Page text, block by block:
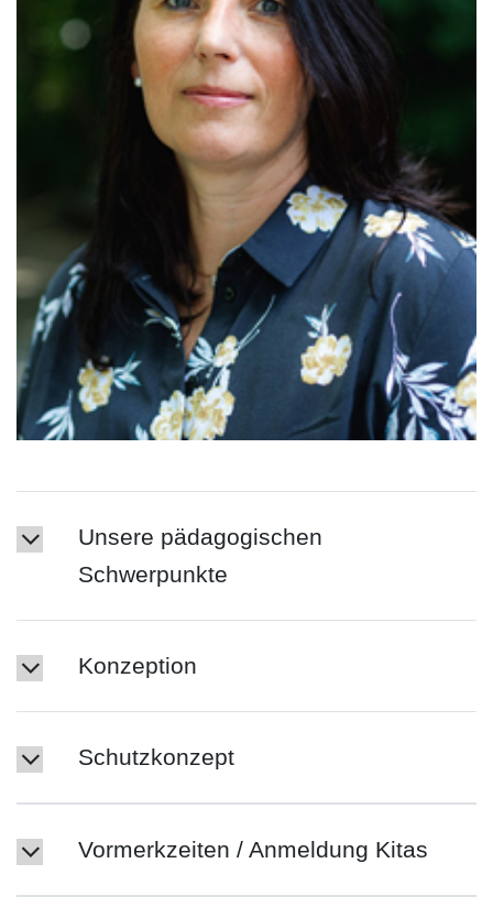
Unsere pädagogischen
Schwerpunkte
Konzeption
Schutzkonzept
Vormerkzeiten / Anmeldung Kitas